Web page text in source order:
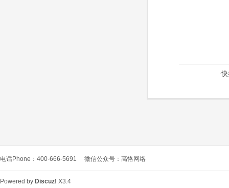
电话Phone：400-666-5691 微信公众号：高恪网络
Powered by Discuz! X3.4